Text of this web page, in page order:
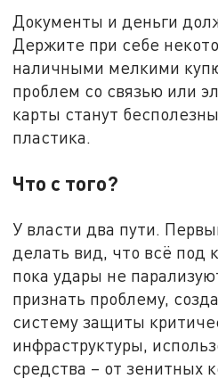
Документы и деньги
Держите при себе
наличными мелкими
проблем со связью или
карты станут
пластика.
Что с того?
У власти два пути.
делать вид, что всё под
пока удары не
признать проблему,
систему защиты
инфраструктуры,
средства – от зенитных